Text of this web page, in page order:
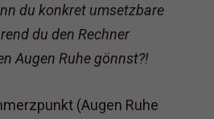
du konkret umsetzbare
du den Rechner
Augen Ruhe gönnst?!
(Augen Ruhe